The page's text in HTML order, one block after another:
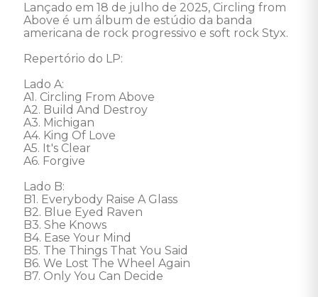
Lançado em 18 de julho de 2025, Circling from
Above é um álbum de estúdio da banda
americana de rock progressivo e soft rock Styx.
Repertório do LP:
Lado A:
A1. Circling From Above
A2. Build And Destroy
A3. Michigan
A4. King Of Love
A5. It's Clear
A6. Forgive
Lado B:
B1. Everybody Raise A Glass
B2. Blue Eyed Raven
B3. She Knows
B4. Ease Your Mind
B5. The Things That You Said
B6. We Lost The Wheel Again
B7. Only You Can Decide